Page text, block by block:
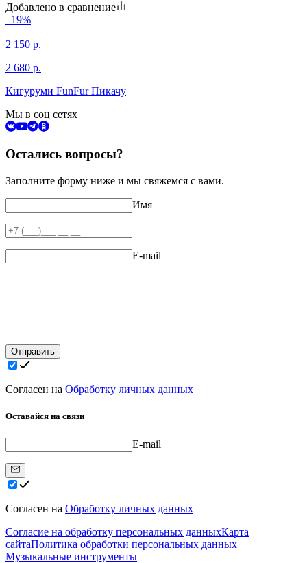
Добавлено в сравнение
–19%
2 150 р.
2 680 р.
Кигуруми FunFur Пикачу
Мы в соц сетях
Остались вопросы?
Заполните форму ниже и мы свяжемся с вами.
Имя
E-mail
Отправить
Согласен на Обработку личных данных
Оставайся на связи
E-mail
Согласен на Обработку личных данных
Согласие на обработку персональных данныхКарта
сайтаПолитика обработки персональных данных
Музыкальные инструменты